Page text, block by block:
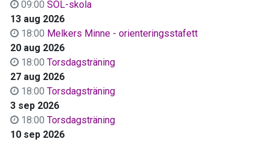
09:00 SOL-skola
13 aug 2026
18:00 Melkers Minne - orienteringsstafett
20 aug 2026
18:00 Torsdagsträning
27 aug 2026
18:00 Torsdagsträning
3 sep 2026
18:00 Torsdagsträning
10 sep 2026